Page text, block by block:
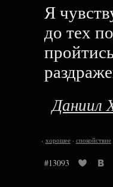
Я
до тех
Даниил
‹ хорошее· спокойствие
#13093